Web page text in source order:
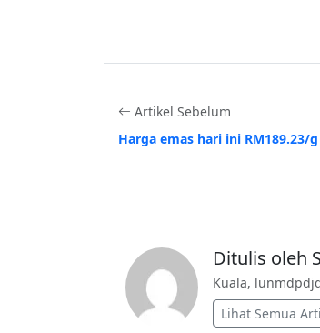
Artikel Sebelum
Harga emas hari ini RM189.23/
Ditulis oleh
Kuala,
Lihat Semua